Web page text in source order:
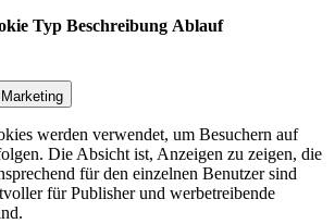
Typ Beschreibung Ablauf
Marketing
werden verwendet, um Besuchern auf
Die Absicht ist, Anzeigen zu zeigen, die
für den einzelnen Benutzer sind
für Publisher und werbetreibende